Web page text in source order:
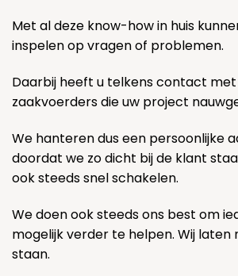
Met al deze know-how in huis
inspelen op vragen of problemen.
Daarbij heeft u telkens contact met
zaakvoerders die uw project
We hanteren dus een persoonlijke
doordat we zo dicht bij de klant
ook steeds snel schakelen.
We doen ook steeds ons best om
mogelijk verder te helpen. Wij laten
staan.